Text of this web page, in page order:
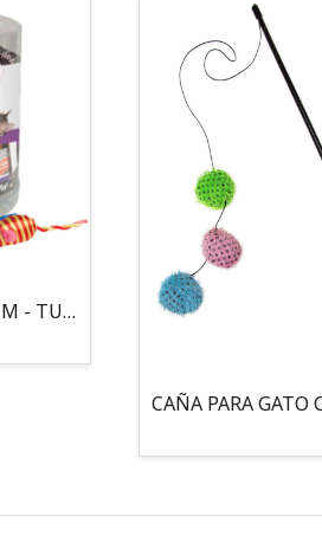
MOUSE LOCO 5,5 CM - TUBO